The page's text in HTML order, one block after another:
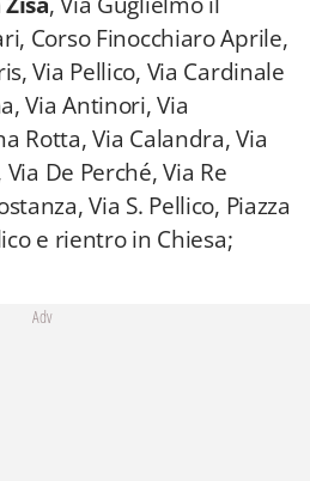
Corso Finocchiaro Aprile,
Via Pellico, Via Cardinale
Via Antinori, Via
Rotta, Via Calandra, Via
De Perché, Via Re
Via S. Pellico, Piazza
e rientro in Chiesa;
Adv